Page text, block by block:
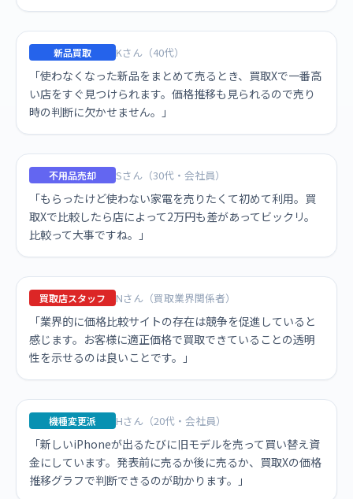
新品買取 Kさん（40代）
「使わなくなった新品をまとめて売るとき、買取Xで一番高
い店をすぐ見つけられます。価格推移も見られるので売り
時の判断に欠かせません。」
不用品売却 Sさん（30代・会社員）
「もらったけど使わない家電を売りたくて初めて利用。買
取Xで比較したら店によって2万円も差があってビックリ。
比較って大事ですね。」
買取店スタッフ Nさん（買取業界関係者）
「業界的に価格比較サイトの存在は競争を促進していると
感じます。お客様に適正価格で買取できていることの透明
性を示せるのは良いことです。」
機種変更派 Hさん（20代・会社員）
「新しいiPhoneが出るたびに旧モデルを売って買い替え資
金にしています。発表前に売るか後に売るか、買取Xの価格
推移グラフで判断できるのが助かります。」